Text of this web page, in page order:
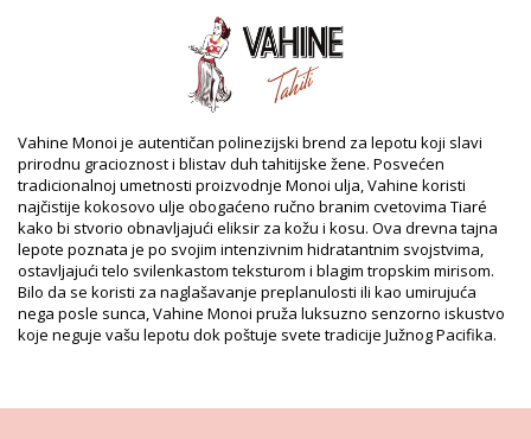
Odsek: Unisex, Poklon setovi i kompleti
Pakovanje uključuje: 1 x Poklon setovi i kompleti (Drugi pribor
Referenca dobavljača: PPACK 6*30 VTT
Težina: 180g / 0.4lb / 6.35oz
Retuširane fotografije
Uputstva za pranje i negu
Uputstva za negu za: Vahine Pack Monoi Tiare Vahine
6*30 Ml
Vahine Monoi je autentičan polinezijski brend za lepotu koji slavi
prirodnu gracioznost i blistav duh tahitijske žene. Posvećen
tradicionalnoj umetnosti proizvodnje Monoi ulja, Vahine koristi
najčistije kokosovo ulje obogaćeno ručno branim cvetovima Tiaré
kako bi stvorio obnavljajući eliksir za kožu i kosu. Ova drevna tajna
lepote poznata je po svojim intenzivnim hidratantnim svojstvima,
ostavljajući telo svilenkastom teksturom i blagim tropskim mirisom.
Bilo da se koristi za naglašavanje preplanulosti ili kao umirujuća
nega posle sunca, Vahine Monoi pruža luksuzno senzorno iskustvo
koje neguje vašu lepotu dok poštuje svete tradicije Južnog Pacifika.